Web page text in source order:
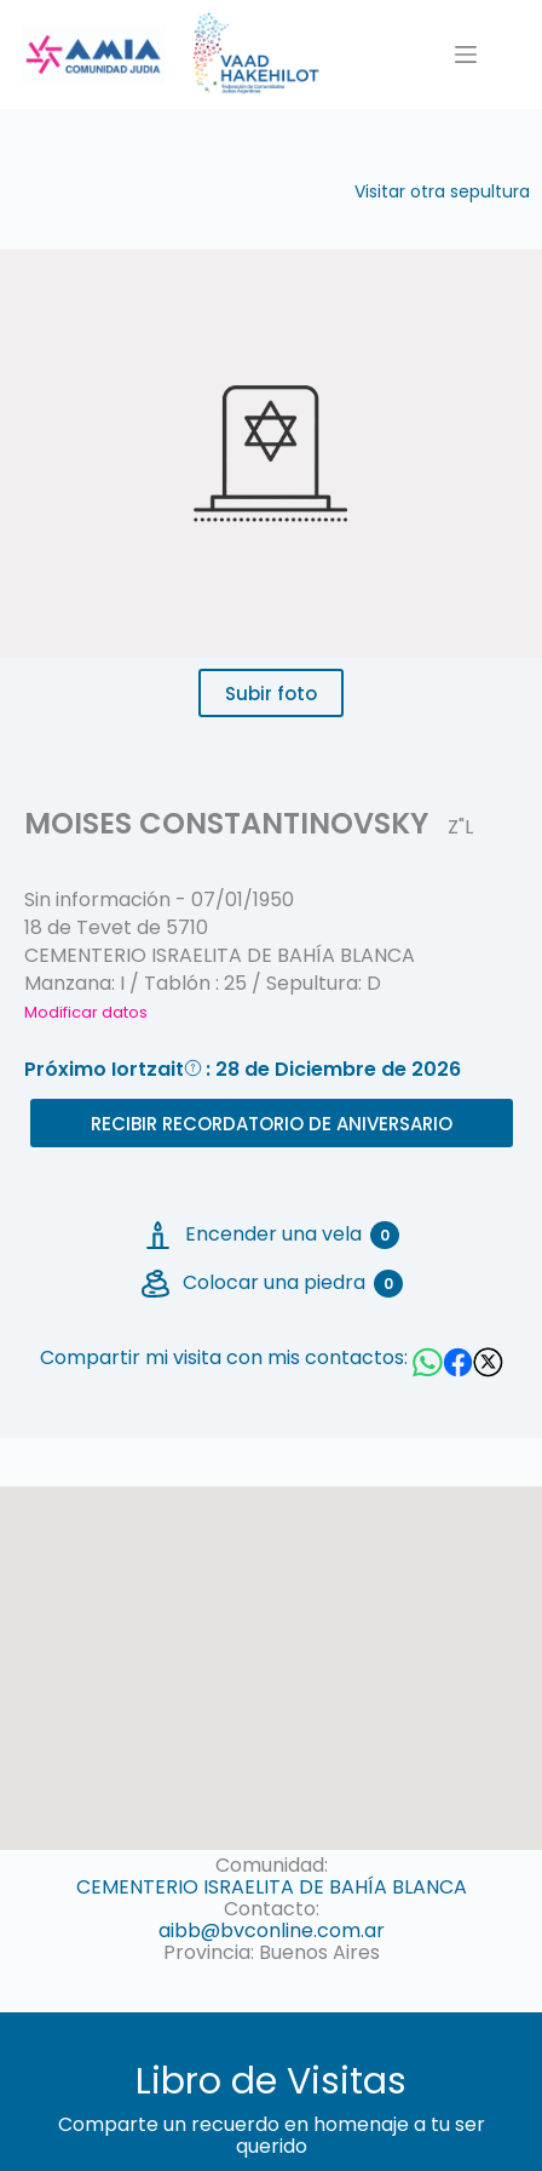
contenido
Visitar otra sepultura
Subir foto
MOISES CONSTANTINOVSKY Z"L
Sin información - 07/01/1950
18 de Tevet de 5710
CEMENTERIO ISRAELITA DE BAHÍA BLANCA
Manzana: I / Tablón : 25 / Sepultura: D
Modificar datos
Próximo Iortzait : 28 de Diciembre de 2026
RECIBIR RECORDATORIO DE ANIVERSARIO
Encender una vela 0
Colocar una piedra 0
Compartir mi visita con mis contactos:
Comunidad:
CEMENTERIO ISRAELITA DE BAHÍA BLANCA
Contacto:
aibb@bvconline.com.ar
Provincia: Buenos Aires
Libro de Visitas
Comparte un recuerdo en homenaje a tu ser
querido